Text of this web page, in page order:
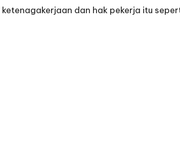
ketenagakerjaan dan hak pekerja itu